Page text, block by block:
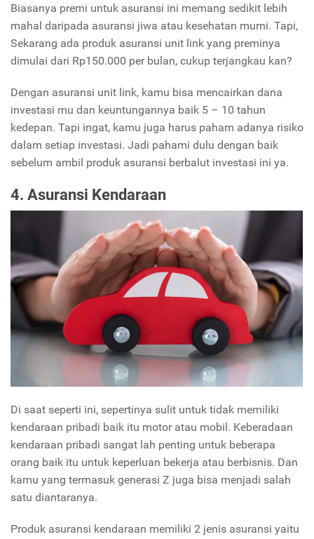
Biasanya premi untuk asuransi ini memang sedikit lebih
mahal daripada asuransi jiwa atau kesehatan murni. Tapi,
Sekarang ada produk asuransi unit link yang preminya
dimulai dari Rp150.000 per bulan, cukup terjangkau kan?
Dengan asuransi unit link, kamu bisa mencairkan dana
investasi mu dan keuntungannya baik 5 – 10 tahun
kedepan. Tapi ingat, kamu juga harus paham adanya risiko
dalam setiap investasi. Jadi pahami dulu dengan baik
sebelum ambil produk asuransi berbalut investasi ini ya.
4. Asuransi Kendaraan
Di saat seperti ini, sepertinya sulit untuk tidak memiliki
kendaraan pribadi baik itu motor atau mobil. Keberadaan
kendaraan pribadi sangat lah penting untuk beberapa
orang baik itu untuk keperluan bekerja atau berbisnis. Dan
kamu yang termasuk generasi Z juga bisa menjadi salah
satu diantaranya.
Produk asuransi kendaraan memiliki 2 jenis asuransi yaitu